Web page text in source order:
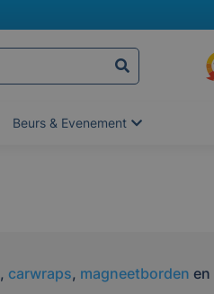
Beurs & Evenement
, carwraps, magneetborden en